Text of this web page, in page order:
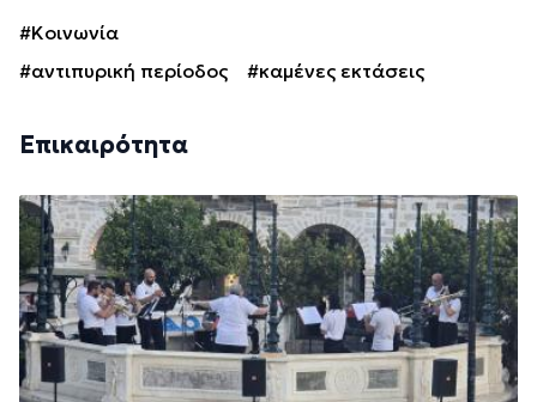
#Κοινωνία
#αντιπυρική περίοδος
#καμένες εκτάσεις
Επικαιρότητα